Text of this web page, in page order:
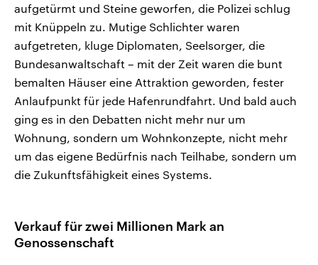
aufgetürmt und Steine geworfen, die Polizei schlug
mit Knüppeln zu. Mutige Schlichter waren
aufgetreten, kluge Diplomaten, Seelsorger, die
Bundesanwaltschaft – mit der Zeit waren die bunt
bemalten Häuser eine Attraktion geworden, fester
Anlaufpunkt für jede Hafenrundfahrt. Und bald auch
ging es in den Debatten nicht mehr nur um
Wohnung, sondern um Wohnkonzepte, nicht mehr
um das eigene Bedürfnis nach Teilhabe, sondern um
die Zukunftsfähigkeit eines Systems.
Verkauf für zwei Millionen Mark an
Genossenschaft